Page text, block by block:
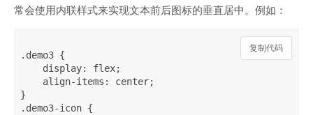
常会使用内联样式来实现文本前后图标的垂直居中。例如：
复制代码
.demo3 {
}
.demo3-icon {